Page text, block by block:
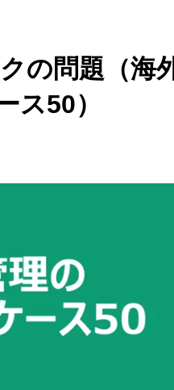
の問題（海
ス50）